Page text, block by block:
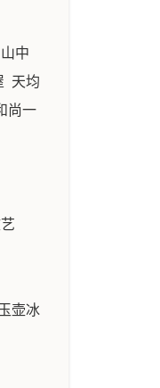
中
天均
尚一
壶冰